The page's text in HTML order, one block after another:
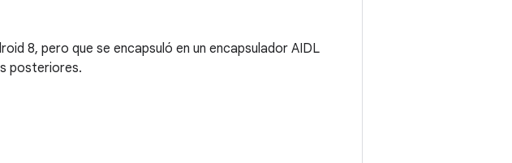
8, pero que se encapsuló en un encapsulador AIDL
posteriores.